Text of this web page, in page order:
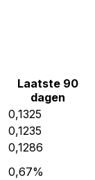
Laatste 90
dagen
0,1325
0,1235
0,1286
0,67%